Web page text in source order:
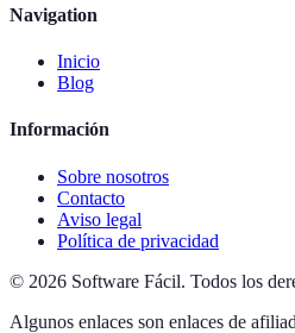
Navigation
Inicio
Blog
Información
Sobre nosotros
Contacto
Aviso legal
Política de privacidad
© 2026 Software Fácil. Todos los
Algunos enlaces son enlaces de